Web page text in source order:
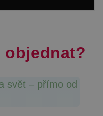
objednat?